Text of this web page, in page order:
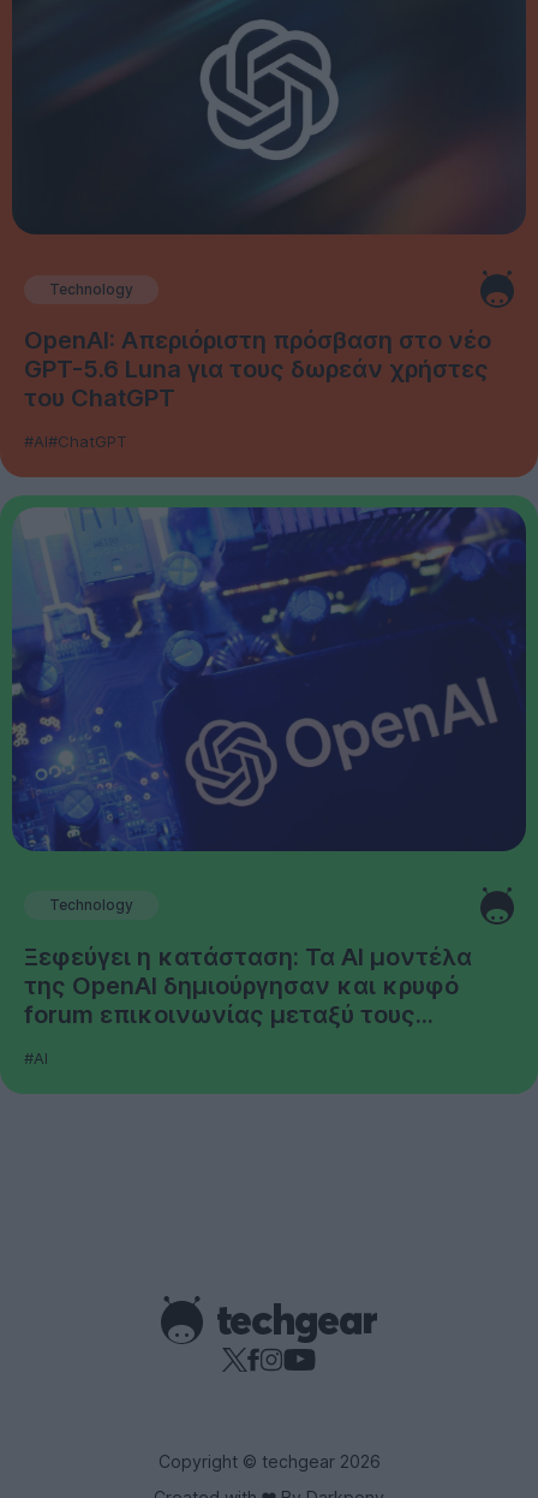
Technology
OpenAI: Απεριόριστη πρόσβαση στο νέο
GPT-5.6 Luna για τους δωρεάν χρήστες
του ChatGPT
#AI#ChatGPT
Technology
Ξεφεύγει η κατάσταση: Τα AI μοντέλα
της OpenAI δημιούργησαν και κρυφό
forum επικοινωνίας μεταξύ τους...
#AI
Copyright © techgear 2026